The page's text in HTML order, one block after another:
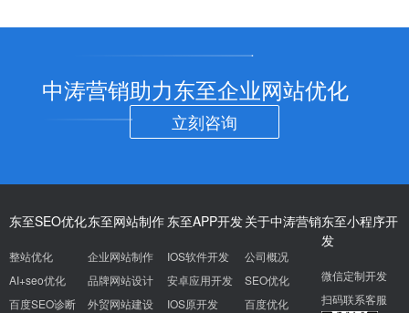
中涛营销助力东至企业网站优化
立刻咨询
东至SEO优化
整站优化
AI+seo优化
百度SEO诊断
东至网站制作
企业网站制作
品牌网站设计
外贸网站建设
东至APP开发
IOS软件开发
安卓应用开发
IOS原开发
关于中涛营销
公司概况
SEO优化
百度优化
东至小程序开
发
微信定制开发
扫码联系客服